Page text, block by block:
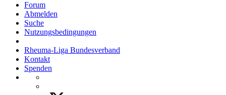
Forum
Abmelden
Suche
Nutzungsbedingungen
Rheuma-Liga Bundesverband
Kontakt
Spenden